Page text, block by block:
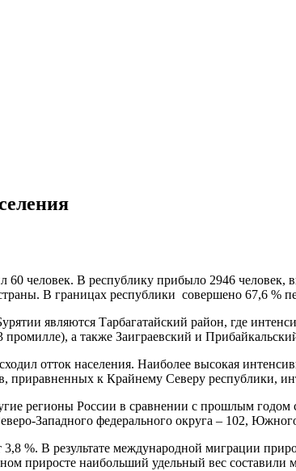
60 человек. В республику прибыло 2946 человек,
В границах республики совершено 67,6 %
являются Тарбагатайский район, где
промилле), а также Заиграевский и
отток населения. Наиболее высокая
к Крайнему Северу республики,
регионы России в сравнении с прошлым годом
Западного федерального округа – 102,
%. В результате международной миграции
приросте наибольший удельный вес составили